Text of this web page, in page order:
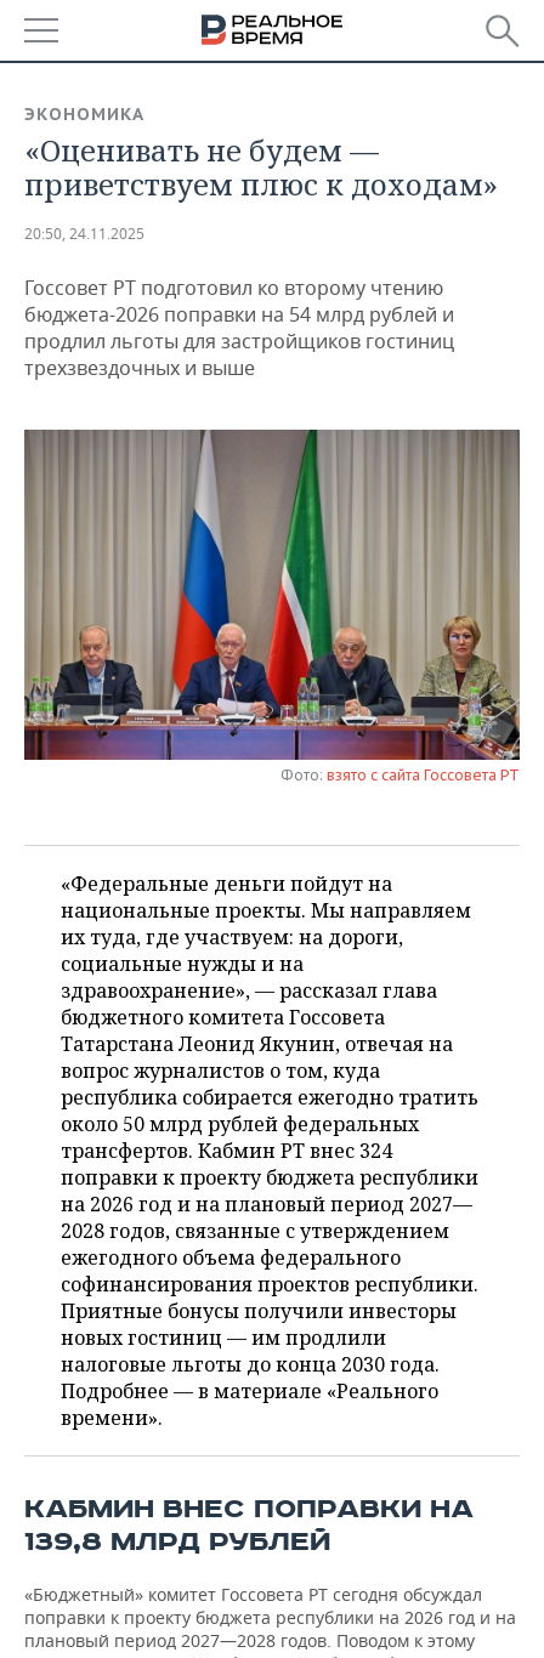
БАШКОРТОСТАН
ТАТАРСТАН
НОВОСТИ
АНАЛИТИКА
ДЕКЛАРАЦИИ О ДОХОДАХ
КОРОЛИ ГОСЗАКАЗА ПФО
КОМУ ПРИНАДЛЕЖАТ
ТОРГОВЫЕ ЦЕНТРЫ
НОВОСТИ ЭКОНОМИКИ
ФИНАНСЫ
ПРОМЫШЛЕННОСТЬ
НОВОСТИ
ПРОМЫШЛЕННОСТИ
МАШИНОСТРОЕНИЕ
ОПК
ЭНЕРГЕТИКА
НЕДВИЖИМОСТЬ
НОВОСТИ БИЗНЕСА
РОЗНИЧНАЯ ТОРГОВЛЯ
ТРАНСПОРТ
УСЛУГИ
НОВОСТИ ТЕХНОЛОГИЙ
МЕДИА
ТЕЛЕКОММУНИКАЦИИ
НОВОСТИ МЕРОПРИЯТИЙ
ВЫЕЗДНАЯ РЕДАКЦИЯ
БИЗНЕС-БРАНЧИ
СПОРТ
НОВОСТИ СПОРТА
ФУТБОЛ
ВОЛЕЙБОЛ
КИБЕРСПОРТ
ФИГУРНОЕ КАТАНИЕ
ВОДНЫЕ ВИДЫ СПОРТА
ХОККЕЙ С МЯЧОМ
ОБЩЕСТВО
НОВОСТИ ОБЩЕСТВА
ИСТОРИЯ
КУЛЬТУРА
МЕДИЦИНА
ОБРАЗОВАНИЕ
ПРОИСШЕСТВИЯ
ФОТОГАЛЕРЕЯ
СПИСОК ПЕРСОН
СПИСОК КОМПАНИЙ
ПОЛНАЯ ВЕРСИЯ
ЭКОНОМИКА
«Оценивать не будем —
приветствуем плюс к доходам»
20:50, 24.11.2025
Госсовет РТ подготовил ко второму чтению
бюджета-2026 поправки на 54 млрд рублей и
продлил льготы для застройщиков гостиниц
трехзвездочных и выше
Фото: взято с сайта Госсовета РТ
«Федеральные деньги пойдут на
национальные проекты. Мы направляем
их туда, где участвуем: на дороги,
социальные нужды и на
здравоохранение», — рассказал глава
бюджетного комитета Госсовета
Татарстана Леонид Якунин, отвечая на
вопрос журналистов о том, куда
республика собирается ежегодно тратить
около 50 млрд рублей федеральных
трансфертов. Кабмин РТ внес 324
поправки к проекту бюджета республики
на 2026 год и на плановый период 2027—
2028 годов, связанные с утверждением
ежегодного объема федерального
софинансирования проектов республики.
Приятные бонусы получили инвесторы
новых гостиниц — им продлили
налоговые льготы до конца 2030 года.
Подробнее — в материале «Реального
времени».
КАБМИН ВНЕС ПОПРАВКИ НА
139,8 МЛРД РУБЛЕЙ
«Бюджетный» комитет Госсовета РТ сегодня обсуждал
поправки к проекту бюджета республики на 2026 год и на
плановый период 2027—2028 годов. Поводом к этому